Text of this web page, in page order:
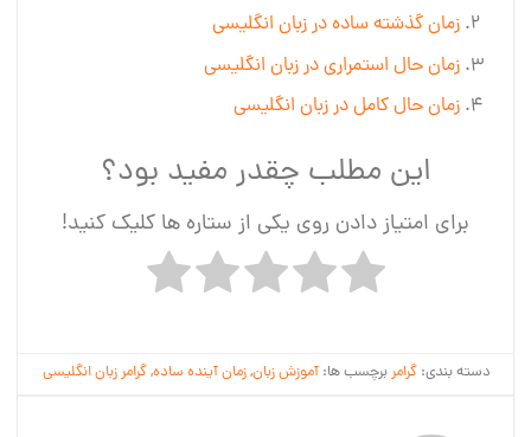
زمان گذشته ساده در زبان انگلیسی
زمان حال استمراری در زبان انگلیسی
زمان حال کامل در زبان انگلیسی
این مطلب چقدر مفید بود؟
برای امتیاز دادن روی یکی از ستاره ها کلیک کنید!
دسته بندی:گرامربرچسب ها:آموزش زبان,زمان آینده ساده,گرامر زبان انگلیسی